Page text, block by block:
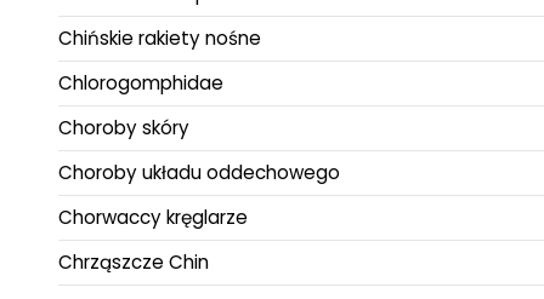
Chińskie rakiety nośne
Chlorogomphidae
Choroby skóry
Choroby układu oddechowego
Chorwaccy kręglarze
Chrząszcze Chin